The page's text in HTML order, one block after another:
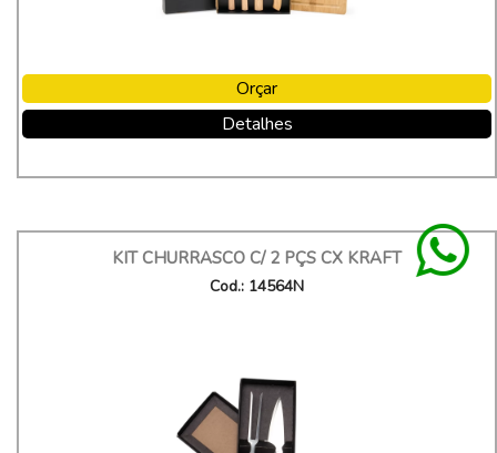
Orçar
Detalhes
KIT CHURRASCO C/ 2 PÇS CX KRAFT
Cod.: 14564N